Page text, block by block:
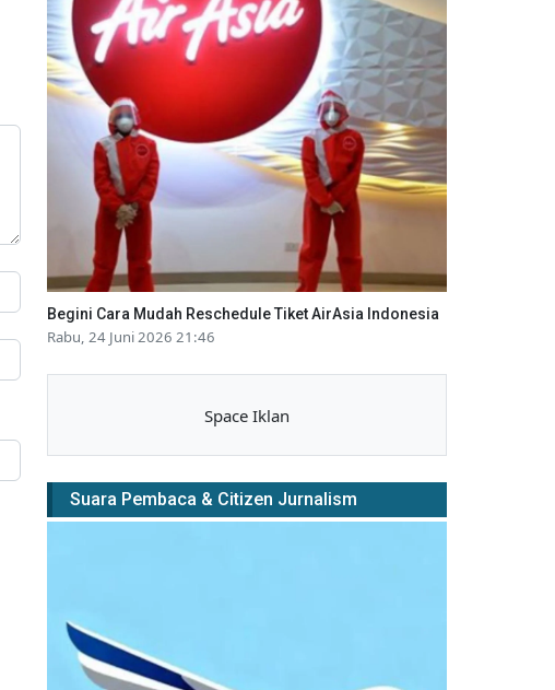
Begini Cara Mudah Reschedule Tiket AirAsia Indonesia
Rabu, 24 Juni 2026 21:46
Space Iklan
Suara Pembaca & Citizen Jurnalism